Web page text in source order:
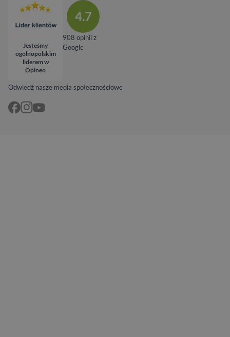
Odwiedź nasze media społecznościowe
Jesteśmy
ogólnopolskim
liderem w
Opineo
4.7
908 opinii z
Google